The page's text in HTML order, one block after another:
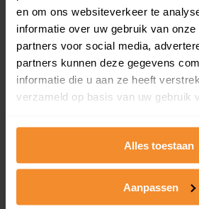
en om ons websiteverkeer te
informatie over uw gebruik van
partners voor social media,
partners kunnen deze gegevens
informatie die u aan ze heeft
verzameld op basis van uw gebruik
Alles toestaan
Aanpassen
Bouwjaar
T/m 1945